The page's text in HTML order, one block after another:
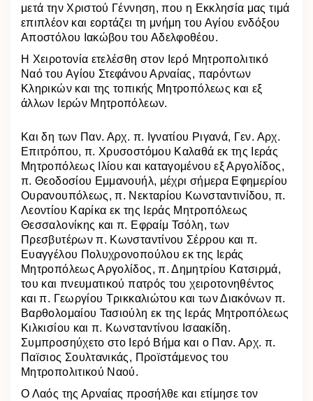
μετά την Χριστού Γέννηση, που η Εκκλησία μας τιμά
επιπλέον και εορτάζει τη μνήμη του Αγίου ενδόξου
Αποστόλου Ιακώβου του Αδελφοθέου.
Η Χειροτονία ετελέσθη στον Ιερό Μητροπολιτικό
Ναό του Αγίου Στεφάνου Αρναίας, παρόντων
Κληρικών και της τοπικής Μητροπόλεως και εξ
άλλων Ιερών Μητροπόλεων.
Και δη των Παν. Αρχ. π. Ιγνατίου Ριγανά, Γεν. Αρχ.
Επιτρόπου, π. Χρυσοστόμου Καλαθά εκ της Ιεράς
Μητροπόλεως Ιλίου και καταγομένου εξ Αργολίδος,
π. Θεοδοσίου Εμμανουήλ, μέχρι σήμερα Εφημερίου
Ουρανουπόλεως, π. Νεκταρίου Κωνσταντινίδου, π.
Λεοντίου Καρίκα εκ της Ιεράς Μητροπόλεως
Θεσσαλονίκης και π. Εφραίμ Τσόλη, των
Πρεσβυτέρων π. Κωνσταντίνου Σέρρου και π.
Ευαγγέλου Πολυχρονοπούλου εκ της Ιεράς
Μητροπόλεως Αργολίδος, π. Δημητρίου Κατσιρμά,
του και πνευματικού πατρός του χειροτονηθέντος
και π. Γεωργίου Τρικκαλιώτου και των Διακόνων π.
Βαρθολομαίου Τασιούλη εκ της Ιεράς Μητροπόλεως
Κιλκισίου και π. Κωνσταντίνου Ισαακίδη.
Συμπροσηύχετο στο Ιερό Βήμα και ο Παν. Αρχ. π.
Παϊσιος Σουλτανικάς, Προϊστάμενος του
Μητροπολιτικού Ναού.
Ο Λαός της Αρναίας προσήλθε και ετίμησε τον